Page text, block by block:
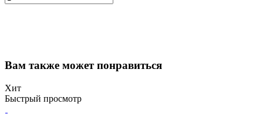
Вам также может понравиться
Хит
Быстрый просмотр